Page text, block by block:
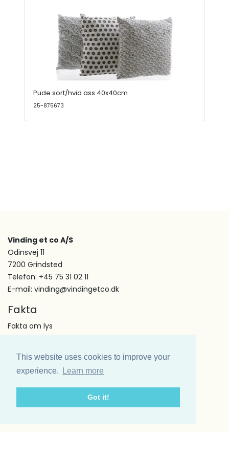
This website uses cookies to improve your
experience.
Learn more
Got it!
Pude sort/hvid ass 40x40cm
25-875673
Vinding et co A/S
Odinsvej 11
7200 Grindsted
Telefon: +45 75 31 02 11
E-mail: vinding@vindingetco.dk
Fakta
Fakta om lys
Kundeservice
Om os